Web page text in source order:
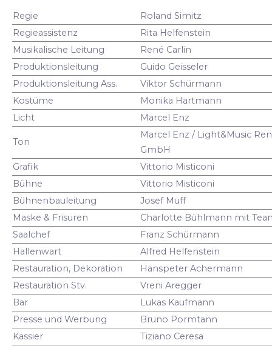
Regie
Roland Simitz
Regieassistenz
Rita Helfenstein
Musikalische Leitung
René Carlin
Produktionsleitung
Guido Geisseler
Produktionsleitung Ass.
Viktor Schürmann
Kostüme
Monika Hartmann
Licht
Marcel Enz
Ton
Marcel Enz / Light&Music
GmbH
Grafik
Vittorio Misticoni
Bühne
Vittorio Misticoni
Bühnenbauleitung
Josef Muff
Maske & Frisuren
Charlotte Bühlmann mit
Saalchef
Franz Schürmann
Hallenwart
Alfred Helfenstein
Restauration, Dekoration
Hanspeter Achermann
Restauration Stv.
Vreni Aregger
Bar
Lukas Kaufmann
Presse und Werbung
Bruno Pormtann
Kassier
Tiziano Ceresa